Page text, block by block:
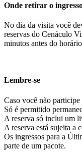
Onde retirar o
No dia da visita você
reservas do Cenáculo
minutos antes do
Lembre-se
Caso você não
Só é permitido
A reserva só inclui um
A reserva está sujeita a
Os ingressos para a
parte de um pacote.